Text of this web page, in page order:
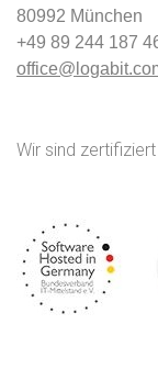
80992 München
+49 89 244 187
Wir sind